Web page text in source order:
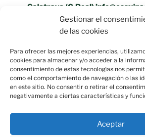
Gestionar el
de las cookies
Para ofrecer las mejores experiencias,
cookies para almacenar y/o acceder a la
consentimiento de estas tecnologías nos
como el comportamiento de navegación o las
en este sitio. No consentir o retirar el
negativamente a ciertas características y
Aceptar
Calatrava (C.Real)
«Aviso Legal»